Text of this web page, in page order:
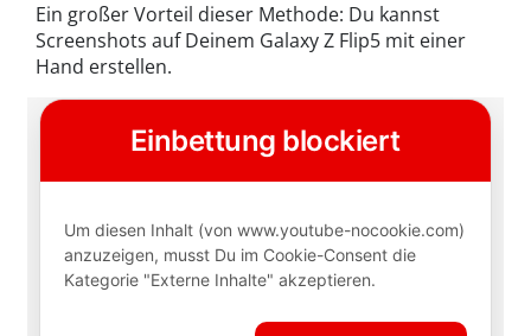
Ein großer Vorteil dieser Methode: Du kannst
Screenshots auf Deinem Galaxy Z Flip5 mit einer
Hand erstellen.